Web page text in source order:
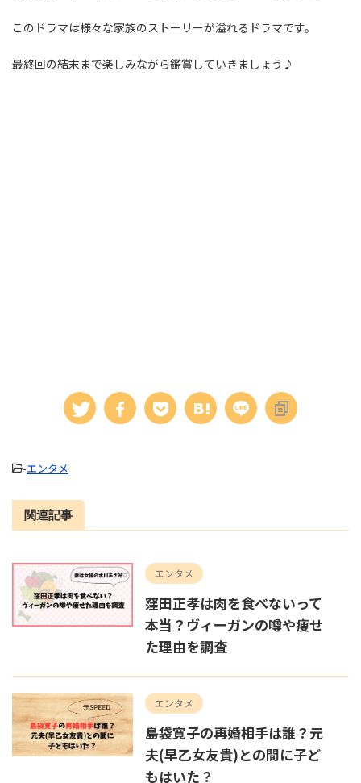
このドラマは様々な家族のストーリーが溢れるドラマです。
最終回の結末まで楽しみながら鑑賞していきましょう♪
-エンタメ
関連記事
エンタメ
窪田正孝は肉を食べないって
本当？ヴィーガンの噂や痩せ
た理由を調査
エンタメ
島袋寛子の再婚相手は誰？元
夫(早乙女友貴)との間に子ど
もはいた？